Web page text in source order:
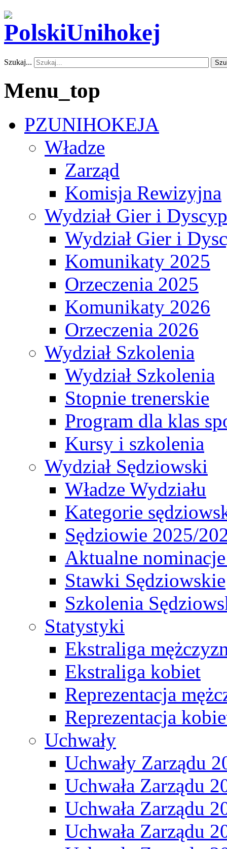
Szukaj...
Menu_top
PZUNIHOKEJA
Władze
Zarząd
Komisja Rewizyjna
Wydział Gier i
Wydział Gier i
Komunikaty 2025
Orzeczenia 2025
Komunikaty 2026
Orzeczenia 2026
Wydział Szkolenia
Wydział Szkolenia
Stopnie trenerskie
Program dla klas
Kursy i szkolenia
Wydział Sędziowski
Władze Wydziału
Kategorie
Sędziowie 2025/
Aktualne
Stawki Sędziowskie
Szkolenia
Statystyki
Ekstraliga
Ekstraliga kobiet
Reprezentacja
Reprezentacja
Uchwały
Uchwały Zarządu
Uchwała Zarządu
Uchwała Zarządu
Uchwała Zarządu